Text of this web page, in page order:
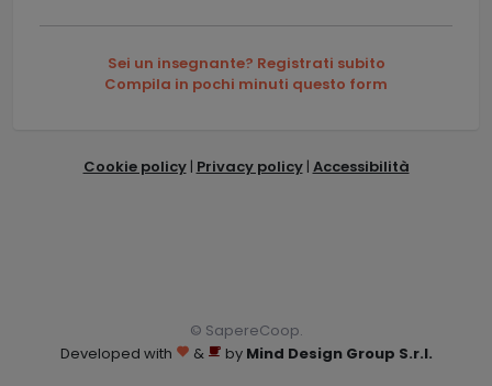
Sei un insegnante? Registrati subito
Compila in pochi minuti questo form
Cookie policy| Privacy policy| Accessibilità
© SapereCoop.
Developed with
& by Mind Design Group S.r.l.